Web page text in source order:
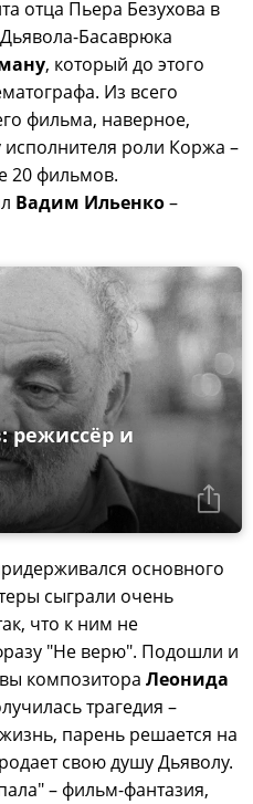
отца Пьера Безухова в
Басаврюка
, который до этого
Из всего
фильма, наверное,
роли Коржа –
20 фильмов.
Вадим Ильенко–
режиссёр и
основного
сыграли очень
что к ним не
"Не верю". Подошли и
композитора Леонида
трагедия –
парень решается на
свою душу Дьяволу.
– фильм-фантазия,